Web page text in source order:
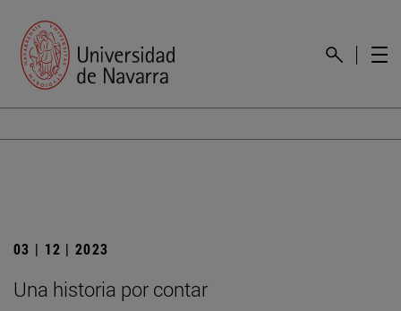
03 | 12 | 2023
Una historia por contar